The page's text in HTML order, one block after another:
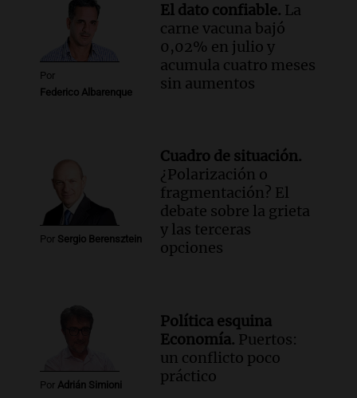
Por
Federico Albarenque
El dato confiable. La
carne vacuna bajó
0,02% en julio y
acumula cuatro meses
sin aumentos
Por Sergio Berensztein
Cuadro de situación.
¿Polarización o
fragmentación? El
debate sobre la grieta
y las terceras
opciones
Por Adrián Simioni
Política esquina
Economía. Puertos:
un conflicto poco
práctico